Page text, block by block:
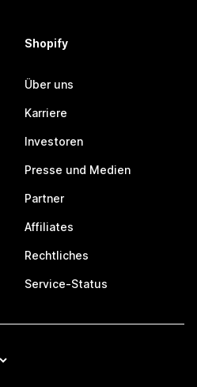
Shopify
Über uns
Karriere
Investoren
Presse und Medien
Partner
Affiliates
Rechtliches
Service-Status